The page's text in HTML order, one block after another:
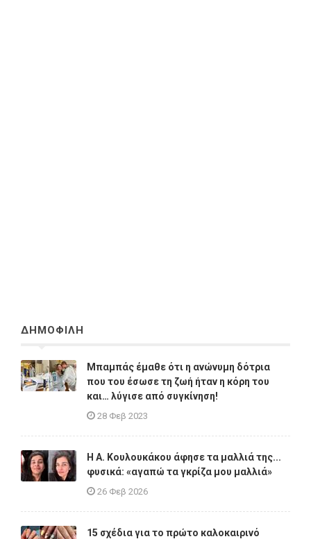
ΔΗΜΟΦΙΛΗ
Μπαμπάς έμαθε ότι η ανώνυμη δότρια
που του έσωσε τη ζωή ήταν η κόρη του
και… λύγισε από συγκίνηση!
28 Φεβ 2023
Η A. Κουλουκάκου άφησε τα μαλλιά της...
φυσικά: «αγαπώ τα γκρίζα μου μαλλιά»
26 Φεβ 2026
15 σχέδια για το πρώτο καλοκαιρινό